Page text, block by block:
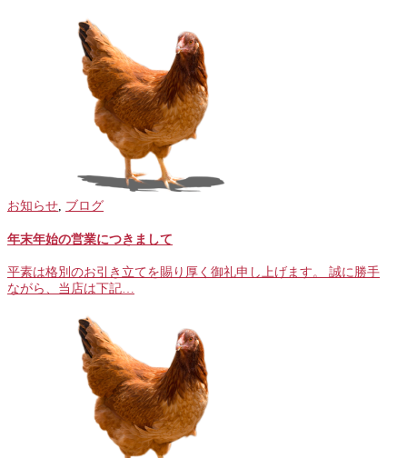
お知らせ, ブログ
年末年始の営業につきまして
平素は格別のお引き立てを賜り厚く御礼申し上げます。 誠に勝手
ながら、当店は下記…